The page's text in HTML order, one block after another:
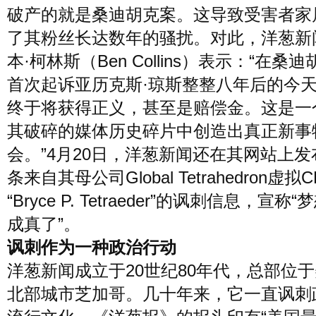
破产的就是桑迪胡克案。这导致受害者
了其粉丝长达数年的骚扰。对此，洋葱
本·柯林斯（Ben Collins）表示：“在桑迪
首次起诉亚历克斯·琼斯整整八年后的今
终于将获得正义，甚至是赔偿金。这是
其破碎的媒体历史碎片中创造出真正新
会。”4月20日，洋葱新闻还在其网站上
条来自其母公司Global Tetrahedron虚拟
“Bryce P. Tetraeder”的讽刺信息，宣称“
成真了”。
讽刺作为一种政治行动
洋葱新闻成立于20世纪80年代，总部位
北部城市芝加哥。几十年来，它一直讽